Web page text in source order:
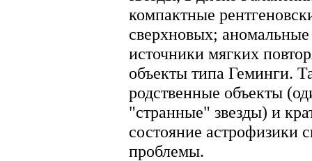
компактные
сверхновых;
источники мягких
объекты типа Геминги.
родственные объекты
"странные" звезды) и
состояние астрофизики
проблемы.